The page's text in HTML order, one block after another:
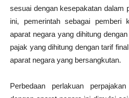
sesuai dengan kesepakatan dalam
ini, pemerintah sebagai pemberi
aparat negara yang dihitung
pajak yang dihitung dengan tarif
aparat negara yang bersangkutan.
Perbedaan perlakuan